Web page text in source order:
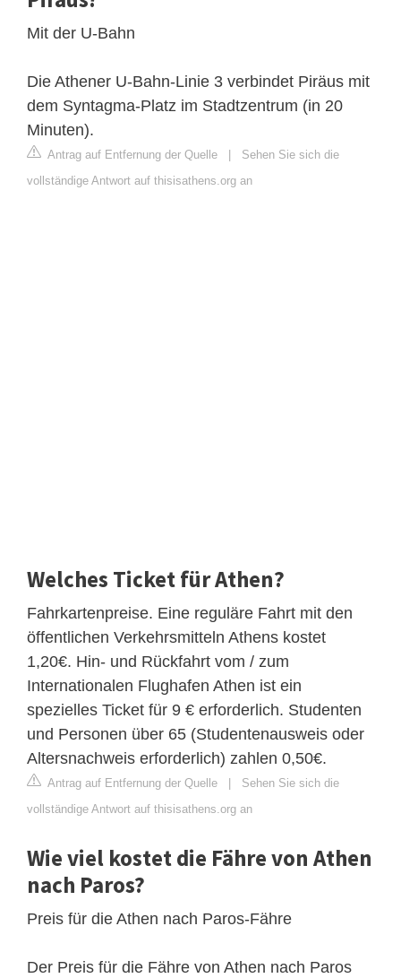
Mit der U-Bahn
Die Athener U-Bahn-Linie 3 verbindet Piräus mit
dem Syntagma-Platz im Stadtzentrum (in 20
Minuten).
Antrag auf Entfernung der Quelle
Sehen Sie sich die
vollständige Antwort auf thisisathens.org an
Welches Ticket für Athen?
Fahrkartenpreise. Eine reguläre Fahrt mit den
öffentlichen Verkehrsmitteln Athens kostet
1,20€. Hin- und Rückfahrt vom / zum
Internationalen Flughafen Athen ist ein
spezielles Ticket für 9 € erforderlich. Studenten
und Personen über 65 (Studentenausweis oder
Altersnachweis erforderlich) zahlen 0,50€.
Antrag auf Entfernung der Quelle
Sehen Sie sich die
vollständige Antwort auf thisisathens.org an
Wie viel kostet die Fähre von Athen
nach Paros?
Preis für die Athen nach Paros-Fähre
Der Preis für die Fähre von Athen nach Paros